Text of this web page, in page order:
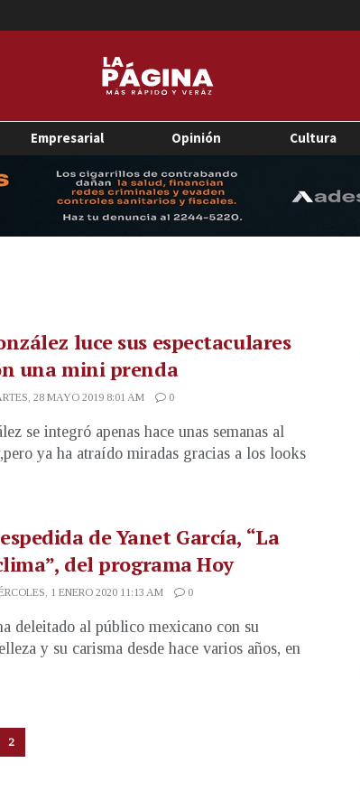
Empresarial Opinión Cultura
luce sus espectaculares
una mini prenda
28 MAYO 2019 8:01 AM 0
se integró apenas hace unas semanas al
ya ha atraído miradas gracias a los looks
de Yanet García, “La
del programa Hoy
1 ENERO 2020 11:13 AM 0
deleitado al público mexicano con su
y su carisma desde hace varios años, en
2